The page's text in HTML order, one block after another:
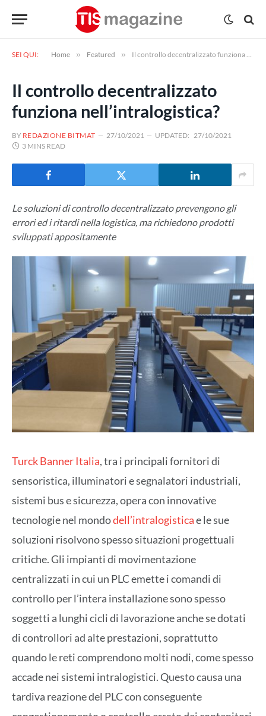
SEI QUI: Home » Featured » Il controllo decentralizzato funziona nell’intralogistica?
Il controllo decentralizzato
funziona nell’intralogistica?
BY REDAZIONE BITMAT 27/10/2021 UPDATED: 27/10/2021
3 MINS READ
Le soluzioni di controllo decentralizzato prevengono gli
errori ed i ritardi nella logistica, ma richiedono prodotti
sviluppati appositamente
Turck Banner Italia, tra i principali fornitori di
sensoristica, illuminatori e segnalatori industriali,
sistemi bus e sicurezza, opera con innovative
tecnologie nel mondodell’intralogisticae le sue
soluzioni risolvono spesso situazioni progettuali
critiche. Gli impianti di movimentazione
centralizzati in cui un PLC emette i comandi di
controllo per l’intera installazione sono spesso
soggetti a lunghi cicli di lavorazione anche se dotati
di controllori ad alte prestazioni, soprattutto
quando le reti comprendono molti nodi, come spesso
accade nei sistemi intralogistici. Questo causa una
tardiva reazione del PLC con conseguente